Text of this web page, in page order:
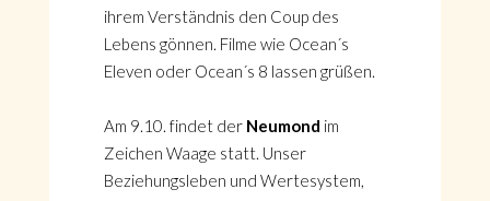
ihrem Verständnis den Coup des
Lebens gönnen. Filme wie Ocean´s
Eleven oder Ocean´s 8 lassen grüßen.
Am 9.10. findet der Neumond im
Zeichen Waage statt. Unser
Beziehungsleben und Wertesystem,